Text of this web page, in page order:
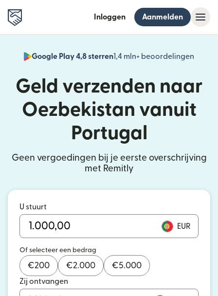
Inloggen Aanmelden
Google Play 4,8 sterren1,4 mln+ beoordelingen
Geld verzenden naar
Oezbekistan vanuit
Portugal
Geen vergoedingen bij je eerste overschrijving
met Remitly
U stuurt
EUR
Of selecteer een bedrag
€200 €2.000 €5.000
Zij ontvangen